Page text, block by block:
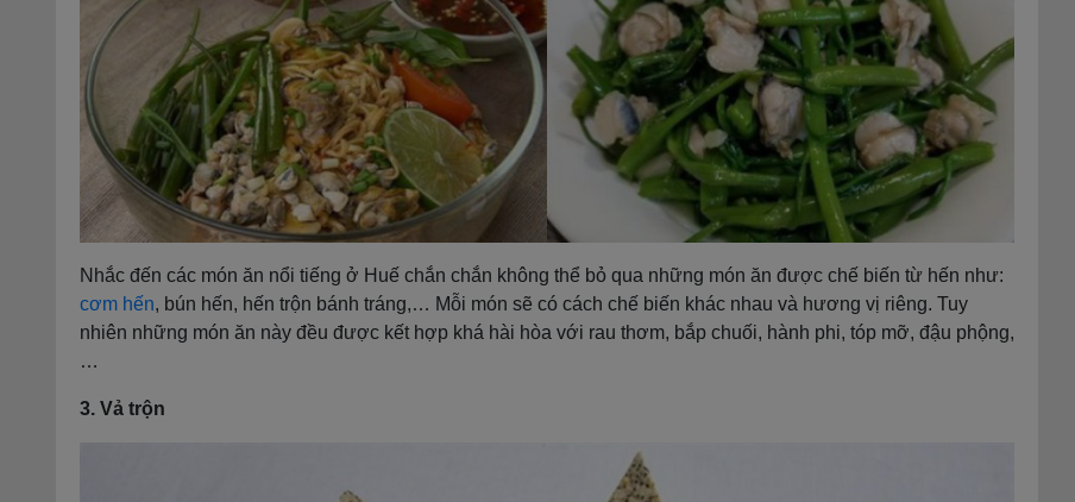
Nhắc đến các món ăn nổi tiếng ở Huế chắn chắn không thể bỏ qua những món ăn được chế biến từ hến như:
cơm hến, bún hến, hến trộn bánh tráng,… Mỗi món sẽ có cách chế biến khác nhau và hương vị riêng. Tuy
nhiên những món ăn này đều được kết hợp khá hài hòa với rau thơm, bắp chuối, hành phi, tóp mỡ, đậu phộng,
…
3. Vả trộn